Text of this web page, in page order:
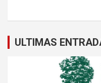
ULTIMAS